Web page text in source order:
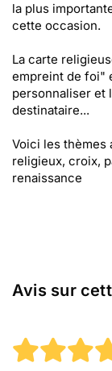
la plus
cette occasion.
La carte
empreint de foi"
personnaliser et
destinataire...
Voici les thèmes
religieux, croix,
renaissance
Avis sur